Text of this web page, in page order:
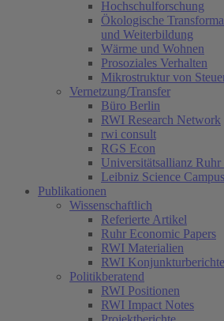
Hochschulforschung
Ökologische
und Weiterbildung
Wärme und Wohnen
Prosoziales Verhalten
Mikrostruktur von
Vernetzung/Transfer
Büro Berlin
RWI Research Network
rwi consult
RGS Econ
Universitätsallianz
Leibniz Science
Publikationen
Wissenschaftlich
Referierte Artikel
Ruhr Economic Papers
RWI Materialien
RWI Konjunkturberichte
Politikberatend
RWI Positionen
RWI Impact Notes